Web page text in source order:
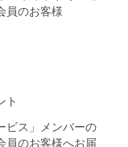
員のお客様
ト
ビス」メンバーの
員のお客様へお届